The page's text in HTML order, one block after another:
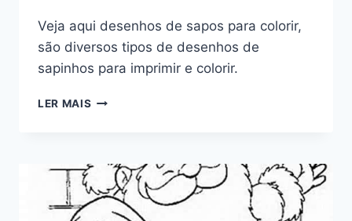
Veja aqui desenhos de sapos para colorir,
são diversos tipos de desenhos de
sapinhos para imprimir e colorir.
LER MAIS SAPOS